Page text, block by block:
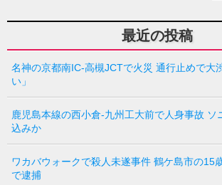
最近の投稿
名神の京都南IC-高槻JCTで火災 通行止めで大
い」
鹿児島本線の西小倉-九州工大前で人身事故 ソ
込みか
ワカバウォークで殺人未遂事件 鶴ケ島市の15
で逮捕